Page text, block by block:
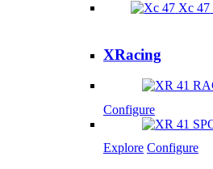
Xc 47
XRacing
Configure
Explore Configure